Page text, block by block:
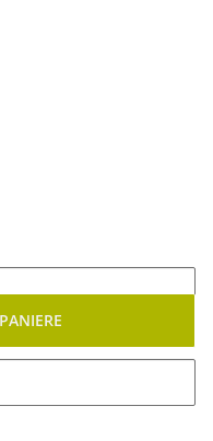
articolo. Seleziona